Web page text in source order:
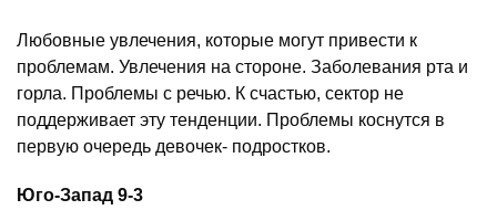
Любовные увлечения, которые могут привести к
проблемам. Увлечения на стороне. Заболевания рта и
горла. Проблемы с речью. К счастью, сектор не
поддерживает эту тенденции. Проблемы коснутся в
первую очередь девочек- подростков.
Юго-Запад 9-3